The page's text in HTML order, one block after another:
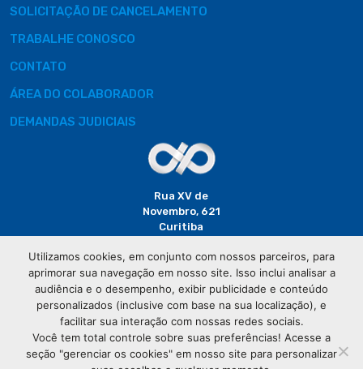
SOLICITAÇÃO DE CANCELAMENTO
TRABALHE CONOSCO
CONTATO
ÁREA DO COLABORADOR
DEMANDAS JUDICIAIS
Rua XV de
Novembro, 621
Curitiba
(41) 3320-
2929
Utilizamos cookies, em conjunto com nossos parceiros, para
aprimorar sua navegação em nosso site. Isso inclui analisar a
audiência e o desempenho, exibir publicidade e conteúdo
personalizados (inclusive com base na sua localização), e
facilitar sua interação com nossas redes sociais.
Você tem total controle sobre suas preferências! Acesse a
seção "gerenciar os cookies" em nosso site para personalizar